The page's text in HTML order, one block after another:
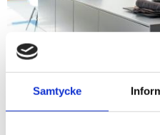
Samtycke
SPARA UPP TILL